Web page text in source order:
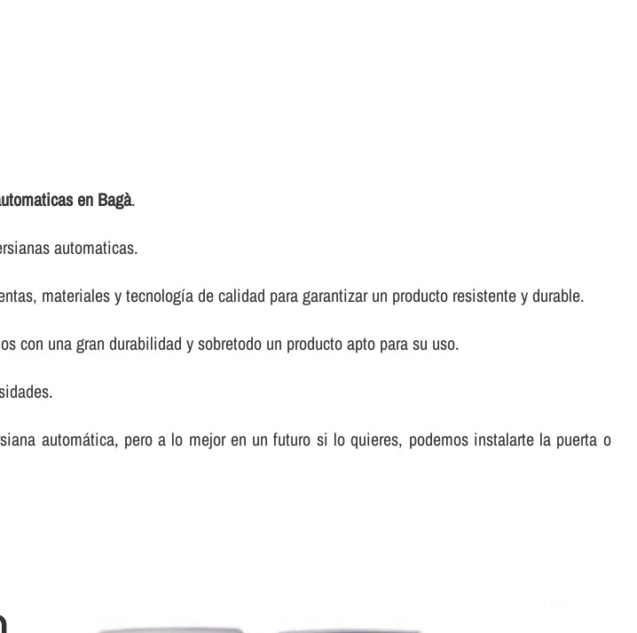
en Bagà.
automaticas.
materiales y tecnologí­a de calidad para garantizar un producto resistente y durable.
con una gran durabilidad y sobretodo un producto apto para su uso.
automática, pero a lo mejor en un futuro si lo quieres, podemos instalarte la puerta o